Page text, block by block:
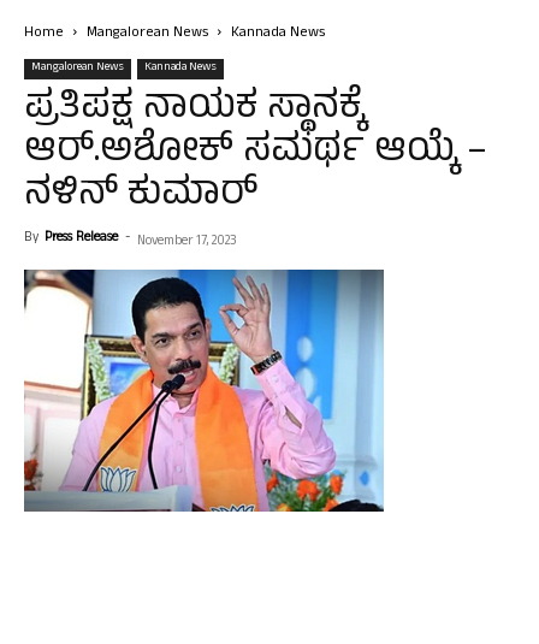
Home Mangalorean News Kannada News
Mangalorean News Kannada News
ಪ್ರತಿಪಕ್ಷ ನಾಯಕ ಸ್ಥಾನಕ್ಕೆ
ಆರ್.ಅಶೋಕ್ ಸಮರ್ಥ ಆಯ್ಕೆ –
ನಳಿನ್ ಕುಮಾರ್
By Press Release - November 17, 2023